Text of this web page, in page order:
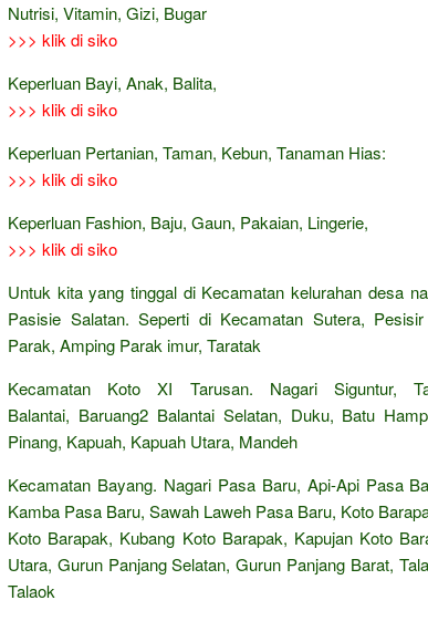
Nutrisi, Vitamin, Gizi, Bugar
>>> klik di siko
Keperluan Bayi, Anak, Balita,
>>> klik di siko
Keperluan Pertanian, Taman, Kebun, Tanaman Hias:
>>> klik di siko
Keperluan Fashion, Baju, Gaun, Pakaian, Lingerie,
>>> klik di siko
Untuk kita yang tinggal di Kecamatan kelurahan desa
Pasisie Salatan. Seperti di Kecamatan Sutera,
Parak, Amping Parak imur, Taratak
Kecamatan Koto XI Tarusan. Nagari Siguntur,
Balantai, Baruang2 Balantai Selatan, Duku, Batu
Pinang, Kapuah, Kapuah Utara, Mandeh
Kecamatan Bayang. Nagari Pasa Baru, Api-Api Pasa
Kamba Pasa Baru, Sawah Laweh Pasa Baru, Koto
Koto Barapak, Kubang Koto Barapak, Kapujan Koto
Utara, Gurun Panjang Selatan, Gurun Panjang Barat,
Talaok